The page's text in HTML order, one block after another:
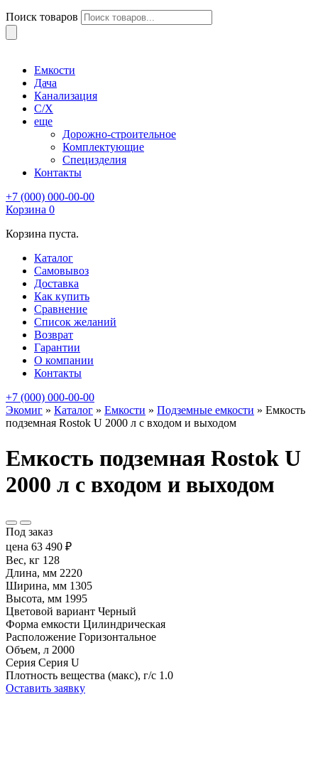
Поиск товаров
Емкости
Дача
Канализация
С/Х
еще
Дорожно-строительное
Комплектующие
Специзделия
Контакты
+7 (000) 000-00-00
Корзина 0
Корзина пуста.
Каталог
Самовывоз
Доставка
Как купить
Сравнение
Список желаний
Возврат
Гарантии
О компании
Контакты
+7 (000) 000-00-00
Экомиг » Каталог » Емкости » Подземные емкости » Емкость
подземная Rostok U 2000 л с входом и выходом
Емкость подземная Rostok U
2000 л с входом и выходом
Под заказ
цена 63 490 ₽
Вес, кг 128
Длина, мм 2220
Ширина, мм 1305
Высота, мм 1995
Цветовой вариант Черный
Форма емкости Цилиндрическая
Расположение Горизонтальное
Объем, л 2000
Серия Серия U
Плотность вещества (макс), г/с 1.0
Оставить заявку